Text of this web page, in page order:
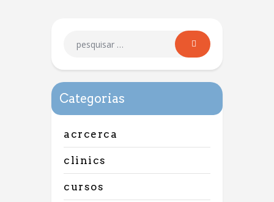
Categorias
acrcerca
clinics
cursos